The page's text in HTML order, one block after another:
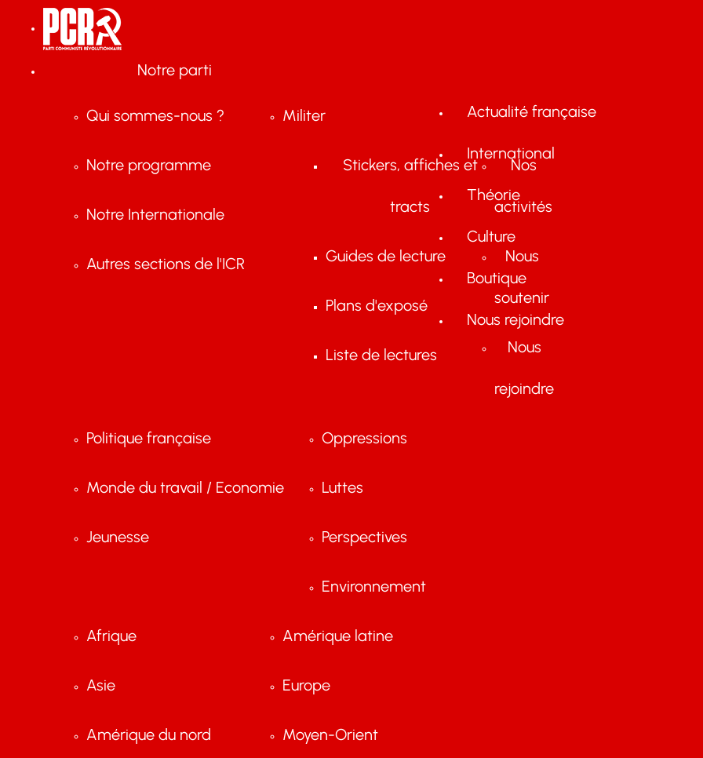
Notre parti
Qui sommes-nous ?
Notre programme
Notre Internationale
Autres sections de l'ICR
Militer
Stickers, affiches et
tracts
Guides de lecture
Plans d'exposé
Liste de lectures
Nos
activités
Nous
soutenir
Nous
rejoindre
Actualité française
Politique française
Monde du travail / Economie
Jeunesse
Oppressions
Luttes
Perspectives
Environnement
International
Afrique
Asie
Amérique du nord
Amérique latine
Europe
Moyen-Orient
Théorie
Culture
Boutique
Nous rejoindre